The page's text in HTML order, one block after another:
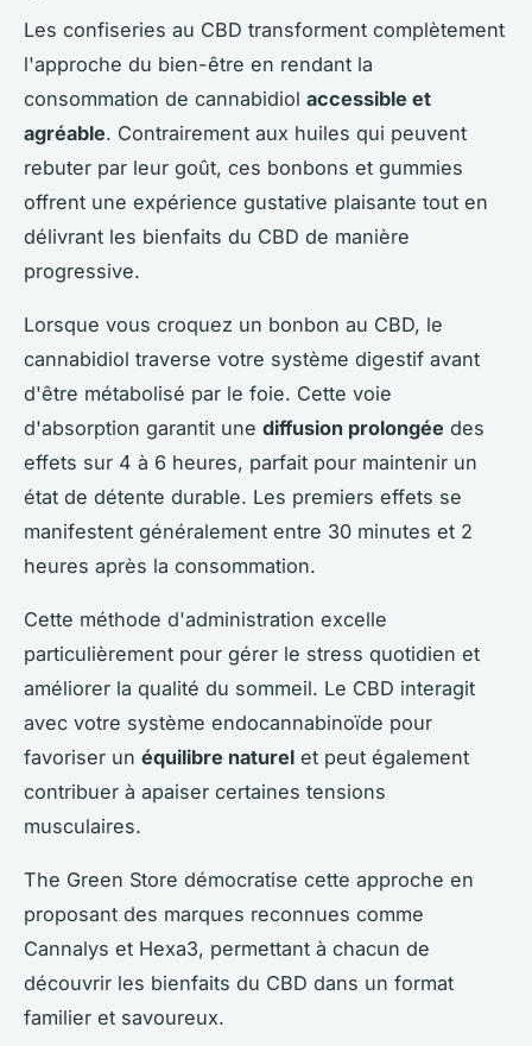
Les confiseries au CBD transforment complètement
l'approche du bien-être en rendant la
consommation de cannabidiol accessible et
agréable. Contrairement aux huiles qui peuvent
rebuter par leur goût, ces bonbons et gummies
offrent une expérience gustative plaisante tout en
délivrant les bienfaits du CBD de manière
progressive.
Lorsque vous croquez un bonbon au CBD, le
cannabidiol traverse votre système digestif avant
d'être métabolisé par le foie. Cette voie
d'absorption garantit une diffusion prolongée des
effets sur 4 à 6 heures, parfait pour maintenir un
état de détente durable. Les premiers effets se
manifestent généralement entre 30 minutes et 2
heures après la consommation.
Cette méthode d'administration excelle
particulièrement pour gérer le stress quotidien et
améliorer la qualité du sommeil. Le CBD interagit
avec votre système endocannabinoïde pour
favoriser un équilibre naturel et peut également
contribuer à apaiser certaines tensions
musculaires.
The Green Store démocratise cette approche en
proposant des marques reconnues comme
Cannalys et Hexa3, permettant à chacun de
découvrir les bienfaits du CBD dans un format
familier et savoureux.